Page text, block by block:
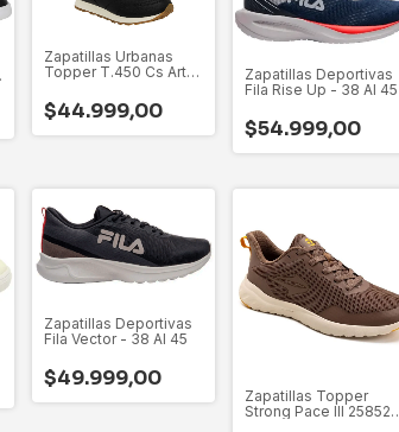
Zapatillas Urbanas
Topper T.450 Cs Art
$44.999,00
Zapatillas Deportivas
Fila Rise Up - 38 Al 45
$54.999,00
Zapatillas Deportivas
Fila Vector - 38 Al 45
$49.999,00
Zapatillas Topper
Strong Pace III 25852 -